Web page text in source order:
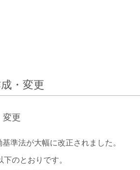
・変更
変更
準法が大幅に改正されました。
のとおりです。